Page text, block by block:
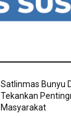
Satlinmas Bunyu
Tekankan
Masyarakat